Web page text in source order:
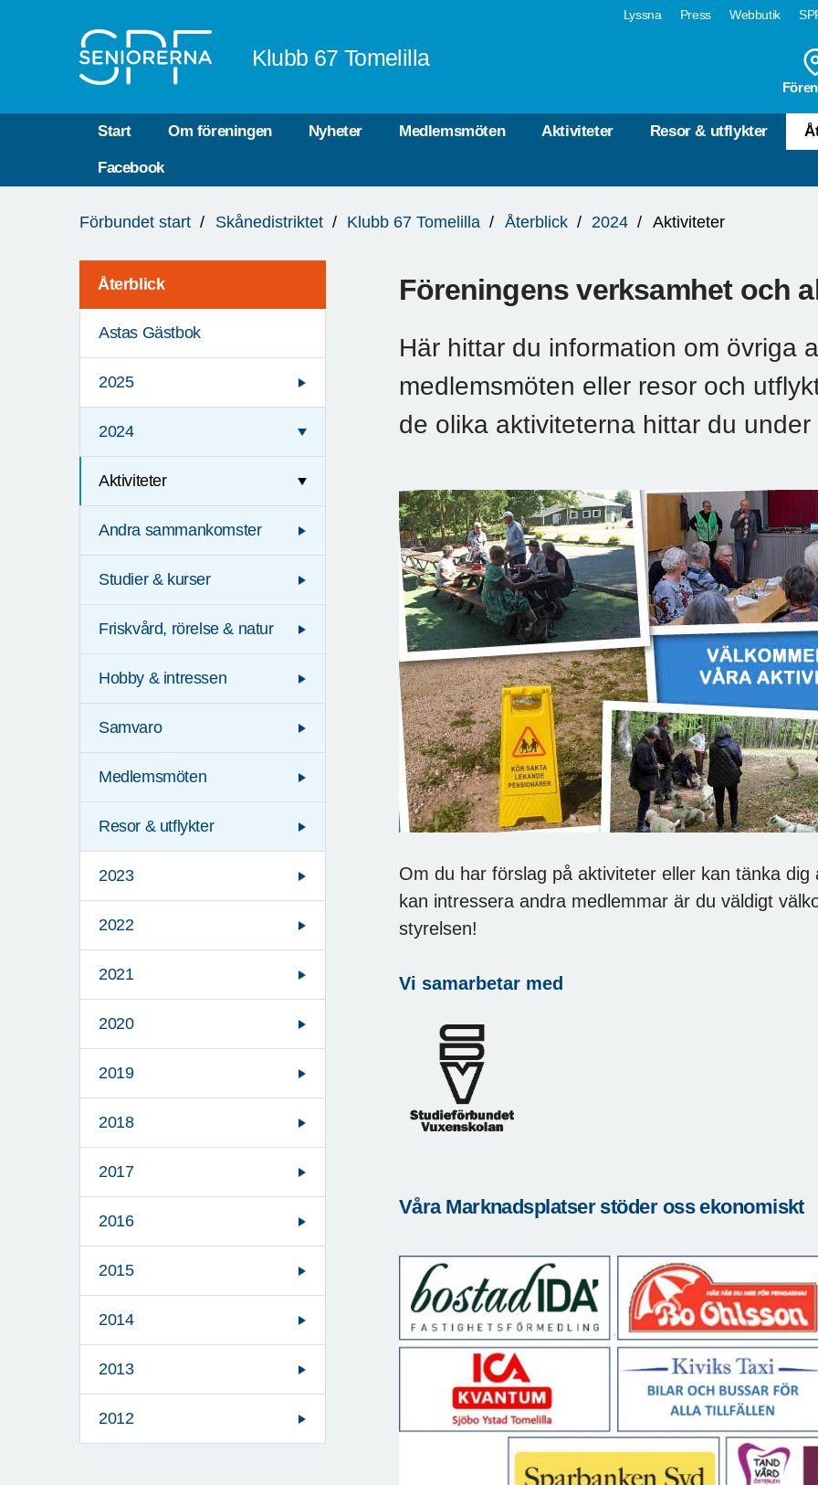
Lyssna Press Webbutik
Klubb 67 Tomelilla
Start Om föreningen Nyheter Medlemsmöten Aktiviteter Resor & utflykter
Facebook
är
Förbundet start Skånedistriktet Klubb 67 Tomelilla Återblick 2024 Aktiviteter
Återblick
Astas Gästbok
2025
2024
Aktiviteter
Andra sammankomster
Studier & kurser
Friskvård, rörelse & natur
Hobby & intressen
Samvaro
Medlemsmöten
Resor & utflykter
2023
2022
2021
2020
2019
2018
2017
2016
2015
2014
2013
2012
Föreningens verksamhet och
Här hittar du information om övriga
medlemsmöten eller resor och
de olika aktiviteterna hittar du
Om du har förslag på aktiviteter eller kan tänka
kan intressera andra medlemmar är du väldigt
styrelsen!
Vi samarbetar med
Våra Marknadsplatser stöder oss ekonomiskt